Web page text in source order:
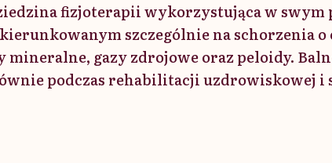
fizjoterapii wykorzystująca w swym
szczególnie na schorzenia
mineralne, gazy zdrojowe oraz peloidy.
podczas rehabilitacji uzdrowiskowej i